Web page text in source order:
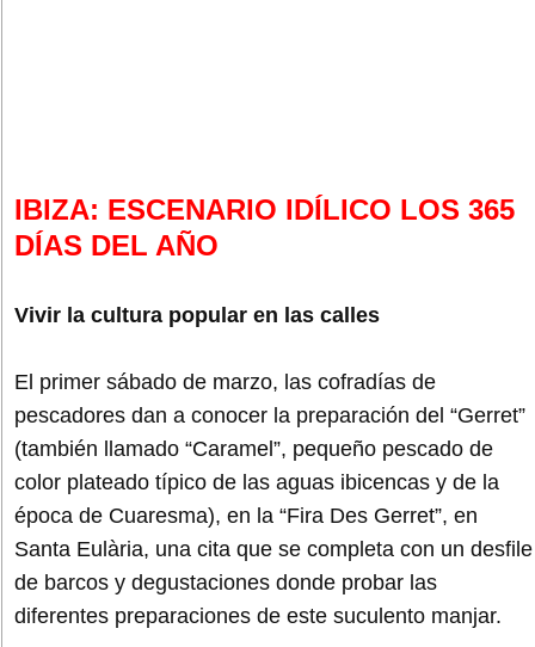
IBIZA: ESCENARIO IDÍLICO LOS 365
DÍAS DEL AÑO
Vivir la cultura popular en las calles
El primer sábado de marzo, las cofradías de
pescadores dan a conocer la preparación del “Gerret”
(también llamado “Caramel”, pequeño pescado de
color plateado típico de las aguas ibicencas y de la
época de Cuaresma), en la “Fira Des Gerret”, en
Santa Eulària, una cita que se completa con un desfile
de barcos y degustaciones donde probar las
diferentes preparaciones de este suculento manjar.